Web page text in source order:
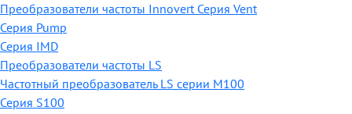
Преобразователи частоты Innovert Серия Vent
Серия Pump
Серия IMD
Преобразователи частоты LS
Частотный преобразователь LS серии M100
Серия S100